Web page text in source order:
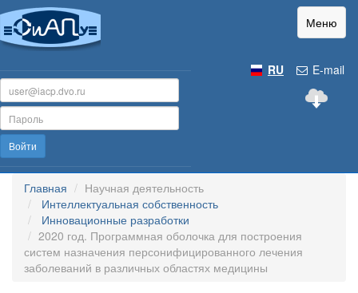
Меню
E-mail
RU
Войти
Главная
Научная деятельность
Интеллектуальная собственность
Инновационные разработки
2020 год. Программная оболочка для построения
систем назначения персонифицированного лечения
заболеваний в различных областях медицины